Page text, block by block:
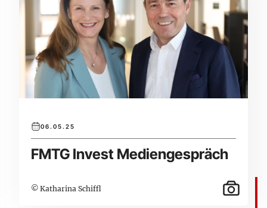
06.05.25
FMTG Invest Mediengespräch
© Katharina Schiffl